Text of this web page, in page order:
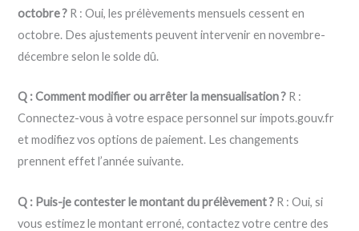
octobre ? R : Oui, les prélèvements mensuels cessent en
octobre. Des ajustements peuvent intervenir en novembre-
décembre selon le solde dû.
Q : Comment modifier ou arrêter la mensualisation ? R :
Connectez-vous à votre espace personnel sur impots.gouv.fr
et modifiez vos options de paiement. Les changements
prennent effet l’année suivante.
Q : Puis-je contester le montant du prélèvement ? R : Oui, si
vous estimez le montant erroné, contactez votre centre des